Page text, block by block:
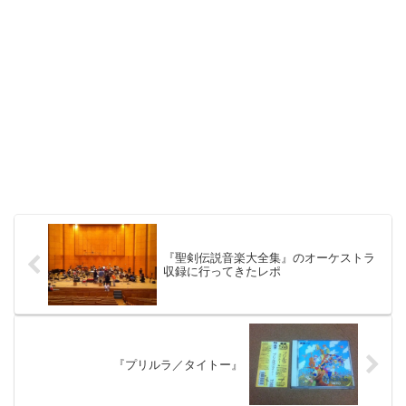
『聖剣伝説音楽大全集』のオーケストラ
収録に行ってきたレポ
『プリルラ／タイトー』